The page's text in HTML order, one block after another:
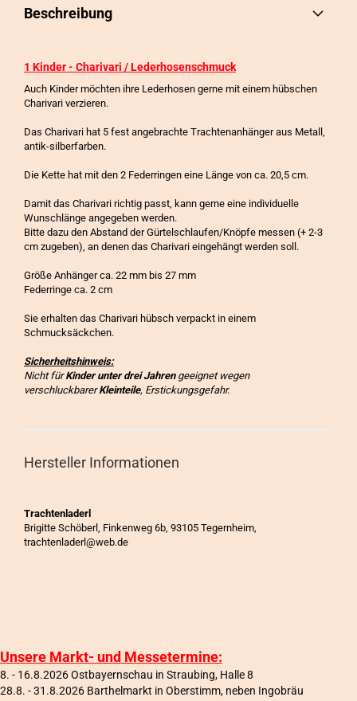
Beschreibung
1 Kinder - Charivari / Lederhosenschmuck
Auch Kinder möchten ihre Lederhosen gerne mit einem hübschen
Charivari verzieren.
Das Charivari hat 5 fest angebrachte Trachtenanhänger aus Metall,
antik-silberfarben.
Die Kette hat mit den 2 Federringen eine Länge von ca. 20,5 cm.
Damit das Charivari richtig passt, kann gerne eine individuelle
Wunschlänge angegeben werden.
Bitte dazu den Abstand der Gürtelschlaufen/Knöpfe messen (+ 2-3
cm zugeben), an denen das Charivari eingehängt werden soll.
Größe Anhänger ca. 22 mm bis 27 mm
Federringe ca. 2 cm
Sie erhalten das Charivari hübsch verpackt in einem
Schmucksäckchen.
Sicherheitshinweis:
Nicht fürKinder unter drei Jahrengeeignet wegen
verschluckbarerKleinteile, Erstickungsgefahr.
Hersteller Informationen
Trachtenladerl
Brigitte Schöberl, Finkenweg 6b, 93105 Tegernheim,
trachtenladerl@web.de
Unsere Markt- und Messetermine:
8. - 16.8.2026 Ostbayernschau in Straubing, Halle 8
28.8. - 31.8.2026 Barthelmarkt in Oberstimm, neben Ingobräu